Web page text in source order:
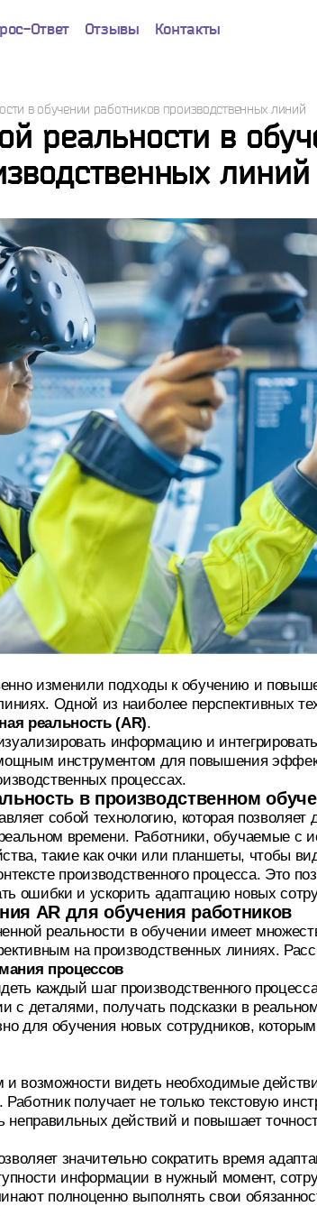
Ответ Отзывы Контакты
в обучении работников производственных линий
реальности в
линий
изменили подходы к обучению и
Одной из наиболее перспективных
реальность (AR).
информацию и
инструментом для повышения
процессах.
в производственном
собой технологию, которая
времени. Работники, обучаемые с
такие как очки или планшеты, чтобы
производственного процесса. Это
ошибки и ускорить адаптацию новых
AR для обучения работников
реальности в обучении имеет
на производственных линиях.
процессов
каждый шаг производственного
с деталями, получать подсказки в
для обучения новых сотрудников,
и возможности видеть необходимые
получает не только текстовую
неправильных действий и повышает
значительно сократить время
информации в нужный момент,
полноценно выполнять свои